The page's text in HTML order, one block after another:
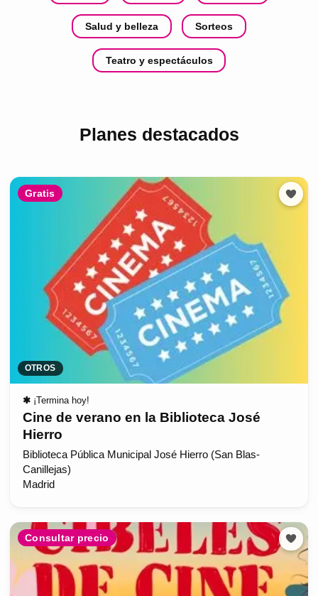
Salud y belleza Sorteos
Teatro y espectáculos
Planes destacados
Gratis
OTROS
✱ ¡Termina hoy!
Cine de verano en la Biblioteca José
Hierro
Biblioteca Pública Municipal José Hierro (San Blas-
Canillejas)
Madrid
Consultar precio